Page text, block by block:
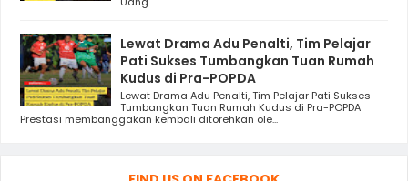
Lewat Drama Adu Penalti, Tim Pelajar
Pati Sukses Tumbangkan Tuan Rumah
Kudus di Pra-POPDA
Lewat Drama Adu Penalti, Tim Pelajar Pati Sukses
Tumbangkan Tuan Rumah Kudus di Pra-POPDA
Prestasi membanggakan kembali ditorehkan ole...